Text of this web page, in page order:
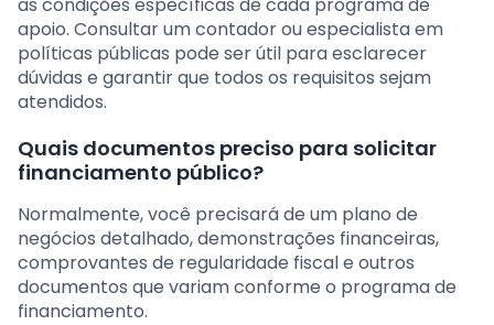
apoio. Consultar um contador ou especialista em
políticas públicas pode ser útil para esclarecer
dúvidas e garantir que todos os requisitos sejam
atendidos.
Quais documentos preciso para solicitar
financiamento público?
Normalmente, você precisará de um plano de
negócios detalhado, demonstrações financeiras,
comprovantes de regularidade fiscal e outros
documentos que variam conforme o programa de
financiamento.